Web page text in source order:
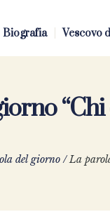
Biografia Vescovo
del giorno /La